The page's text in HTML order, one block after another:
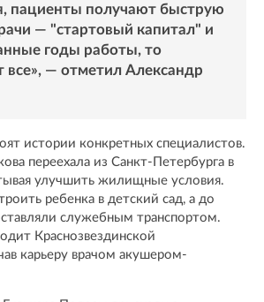
пациенты получают быструю
— "стартовый капитал" и
годы работы, то
все», — отметил Александр
истории конкретных специалистов.
переехала из Санкт-Петербурга в
улучшить жилищные условия.
ребенка в детский сад, а до
служебным транспортом.
Краснозвездинской
карьеру врачом акушером-